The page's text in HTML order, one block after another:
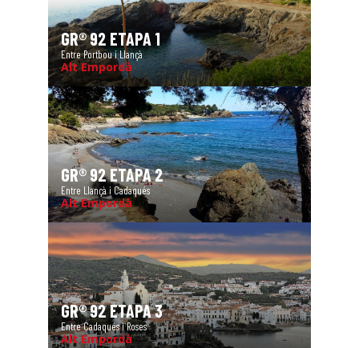
GR® 92 ETAPA 1
Entre Portbou i Llançà
Alt Empordà
GR® 92 ETAPA 2
Entre Llançà i Cadaqués
Alt Empordà
GR® 92 ETAPA 3
Entre Cadaqués i Roses
Alt Empordà